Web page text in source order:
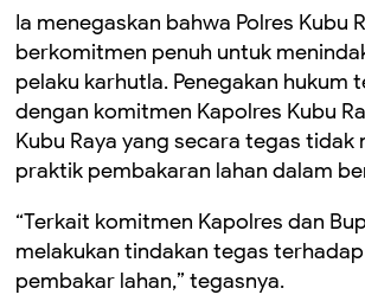
Ia menegaskan bahwa Polres Kubu
berkomitmen penuh untuk
pelaku karhutla. Penegakan hukum
dengan komitmen Kapolres Kubu
Kubu Raya yang secara tegas tidak
praktik pembakaran lahan dalam
“Terkait komitmen Kapolres dan
melakukan tindakan tegas
pembakar lahan,” tegasnya.